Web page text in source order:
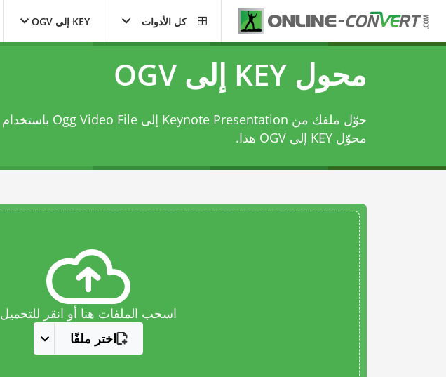
كل الأدوات KEY إلى OGV
محول KEY إلى OGV
حوّل ملفك من Keynote Presentation إلى Ogg Video File باستخدام
محوّل KEY إلى OGV
هذا.
اسحب الملفات هنا أو انقر للتحميل
اختر ملفًا